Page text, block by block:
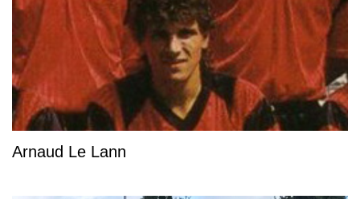
Arnaud Le Lann